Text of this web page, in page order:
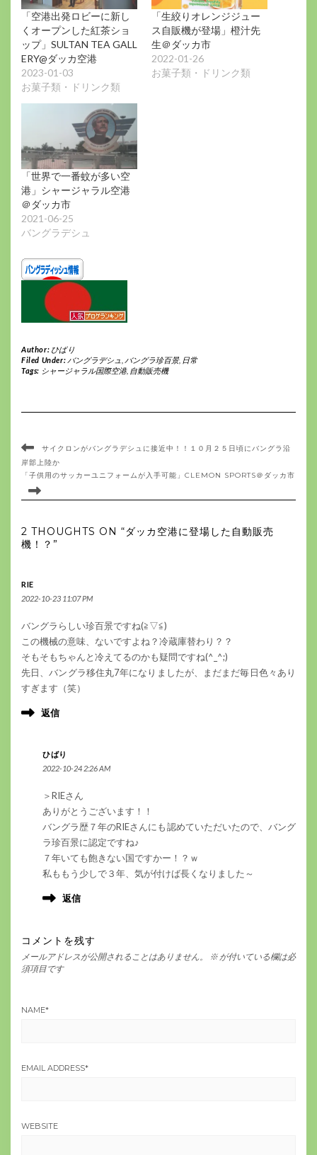
「空港出発ロビーに新し
くオープンした紅茶ショ
ップ」SULTAN TEA GALL
ERY@ダッカ空港
2023-01-03
お菓子類・ドリンク類
「生絞りオレンジジュー
ス自販機が登場」橙汁先
生＠ダッカ市
2022-01-26
お菓子類・ドリンク類
「世界で一番蚊が多い空
港」シャージャラル空港
＠ダッカ市
2021-06-25
バングラデシュ
Author: ひばり
Filed Under: バングラデシュ バングラ珍百景, 日常
Tags: シャージャラル国際空港, 自動販売機
サイクロンがバングラデシュに接近中！！１０月２５日頃にバングラ沿
岸部上陸か
「子供用のサッカーユニフォームが入手可能」CLEMON SPORTS＠ダッカ市
2 THOUGHTS ON “ダッカ空港に登場した自動販売
機！？”
RIE
2022-10-23 11:07 PM
バングラらしい珍百景ですね(≧▽≦)
この機械の意味、ないですよね？冷蔵庫替わり？？
そもそもちゃんと冷えてるのかも疑問ですね(^_^;)
先日、バングラ移住丸7年になりましたが、まだまだ毎日色々あり
すぎます（笑）
返信
ひばり
2022-10-24 2:26 AM
＞RIEさん
ありがとうございます！！
バングラ歴７年のRIEさんにも認めていただいたので、バング
ラ珍百景に認定ですね♪
７年いても飽きない国ですかー！？ｗ
私ももう少しで３年、気が付けば長くなりました～
返信
コメントを残す
メールアドレスが公開されることはありません。 ※ が付いている欄は必
須項目です
NAME*
EMAIL ADDRESS*
WEBSITE